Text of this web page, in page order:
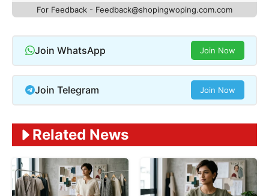
For Feedback - Feedback@shopingwoping.com.com
Join WhatsApp Join Now
Join Telegram Join Now
Related News